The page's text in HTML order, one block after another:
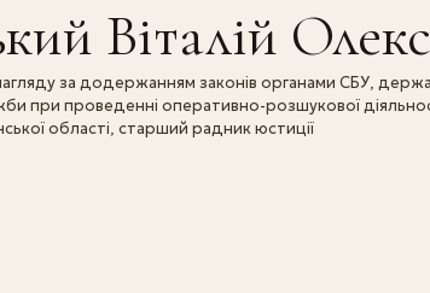
Віталій
за додержанням законів органами СБУ,
при проведенні оперативно-розшукової
області, старший радник юстиції